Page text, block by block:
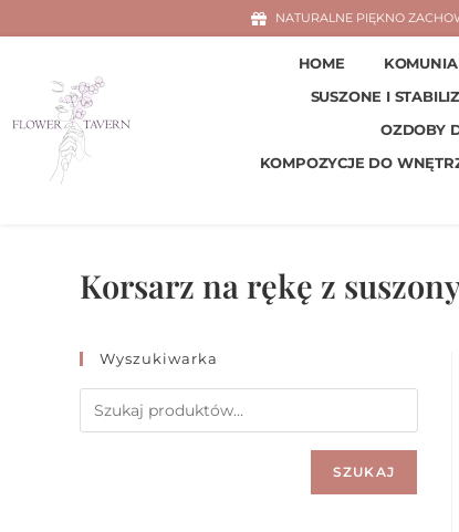
NATURALNE PIĘKNO
HOME KOMUNIA
SUSZONE I
OZDOBY
KOMPOZYCJE DO
Korsarz na rękę z
Wyszukiwarka
SZUKAJ